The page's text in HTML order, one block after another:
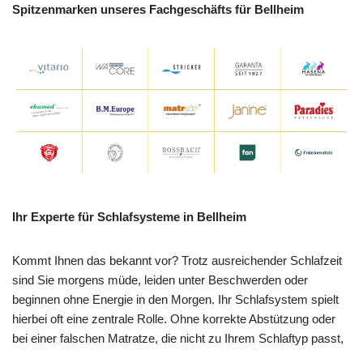
Spitzenmarken unseres Fachgeschäfts für Bellheim
Ihr Experte für Schlafsysteme in Bellheim
Kommt Ihnen das bekannt vor? Trotz ausreichender Schlafzeit
sind Sie morgens müde, leiden unter Beschwerden oder
beginnen ohne Energie in den Morgen. Ihr Schlafsystem spielt
hierbei oft eine zentrale Rolle. Ohne korrekte Abstützung oder
bei einer falschen Matratze, die nicht zu Ihrem Schlaftyp passt,